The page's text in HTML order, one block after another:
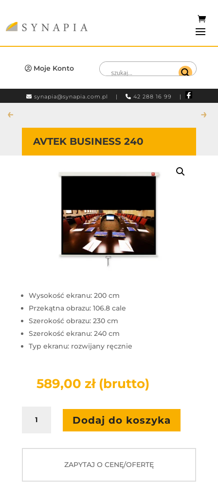
Moje Konto
synapia@synapia.com.pl | 42 288 16 99 |
← →
AVTEK BUSINESS 240
Wysokość ekranu: 200 cm
Przekątna obrazu: 106.8 cale
Szerokość obrazu: 230 cm
Szerokość ekranu: 240 cm
Typ ekranu: rozwijany ręcznie
589,00 zł (brutto)
Avtek
Dodaj do koszyka
ZAPYTAJ O CENĘ/OFERTĘ